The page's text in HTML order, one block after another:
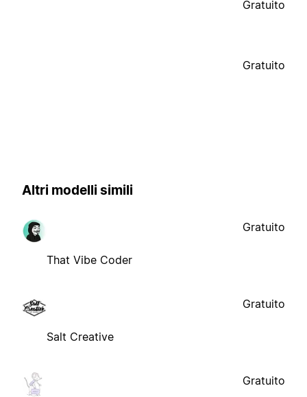
Gratuito
Gratuito
Altri modelli simili
That Vibe Coder
Gratuito
Salt Creative
Gratuito
Gratuito